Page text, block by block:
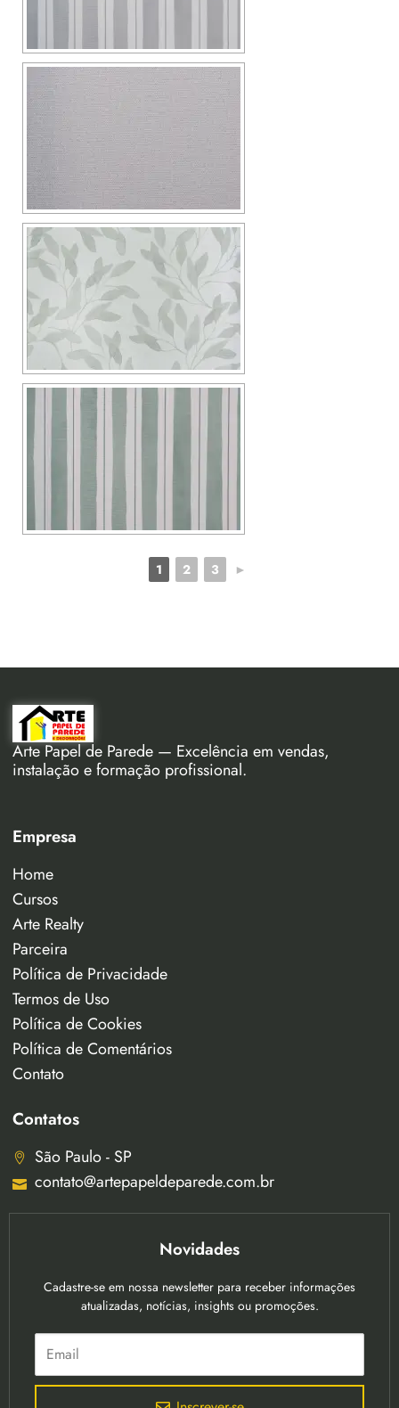
1 2 3 ►
Arte Papel de Parede — Excelência em vendas,
instalação e formação profissional.
Empresa
Home
Cursos
Arte Realty
Parceira
Política de Privacidade
Termos de Uso
Política de Cookies
Política de Comentários
Contato
Contatos
São Paulo - SP
contato@artepapeldeparede.com.br
Novidades
Cadastre-se em nossa newsletter para receber informações
atualizadas, notícias, insights ou promoções.